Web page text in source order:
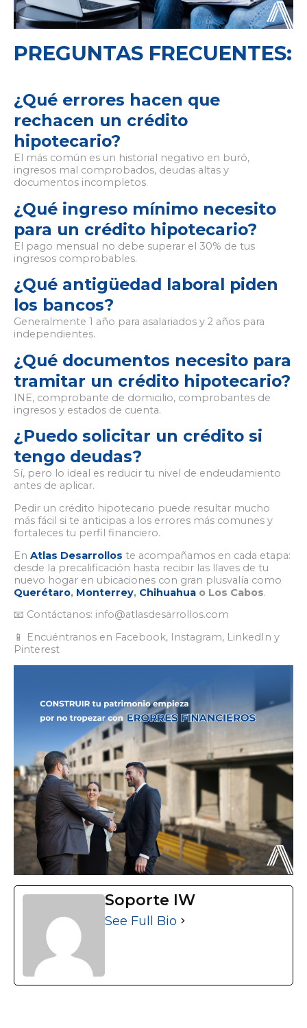
PREGUNTAS FRECUENTES:
¿Qué errores hacen que
rechacen un crédito
hipotecario?
El más común es un historial negativo en buró,
ingresos mal comprobados, deudas altas y
documentos incompletos.
¿Qué ingreso mínimo necesito
para un crédito hipotecario?
El pago mensual no debe superar el 30% de tus
ingresos comprobables.
¿Qué antigüedad laboral piden
los bancos?
Generalmente 1 año para asalariados y 2 años para
independientes.
¿Qué documentos necesito para
tramitar un crédito hipotecario?
INE, comprobante de domicilio, comprobantes de
ingresos y estados de cuenta.
¿Puedo solicitar un crédito si
tengo deudas?
Sí, pero lo ideal es reducir tu nivel de endeudamiento
antes de aplicar.
Pedir un crédito hipotecario puede resultar mucho
más fácil si te anticipas a los errores más comunes y
fortaleces tu perfil financiero.
En Atlas Desarrollos te acompañamos en cada etapa:
desde la precalificación hasta recibir las llaves de tu
nuevo hogar en ubicaciones con gran plusvalía como
Querétaro, Monterrey, Chihuahua o Los Cabos.
📧 Contáctanos: info@atlasdesarrollos.com
📱 Encuéntranos en Facebook, Instagram, LinkedIn y
Pinterest
Soporte IW
See Full Bio